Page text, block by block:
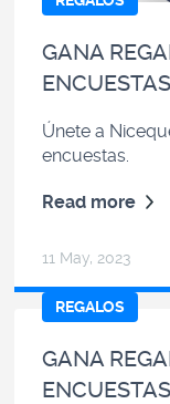
GANA
Únete a
encuestas.
Read more
11 May, 2023
REGALOS
GANA